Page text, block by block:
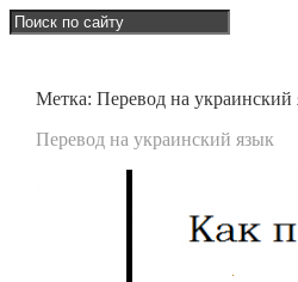
Метка: Перевод на украинский
Перевод на украинский язык